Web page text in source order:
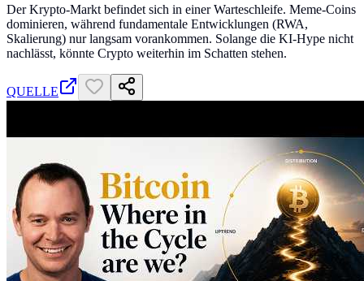
Der Krypto-Markt befindet sich in einer Warteschleife. Meme-Coins
dominieren, während fundamentale Entwicklungen (RWA,
Skalierung) nur langsam vorankommen. Solange die KI-Hype nicht
nachlässt, könnte Crypto weiterhin im Schatten stehen.
QUELLE